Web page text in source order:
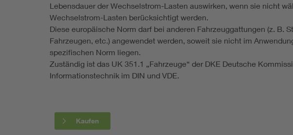
Lebensdauer der Wechselstrom-Lasten auswirken, wenn sie nicht
Wechselstrom-Lasten berücksichtigt werden.
Diese europäische Norm darf bei anderen Fahrzeuggattungen (z. B.
Fahrzeugen, etc.) angewendet werden, soweit sie nicht im
spezifischen Norm liegen.
Zuständig ist das UK 351.1 „Fahrzeuge“ der DKE Deutsche
Informationstechnik im DIN und VDE.
Kaufen